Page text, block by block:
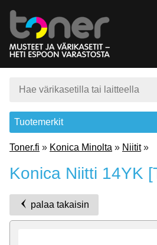
Tuotemerkit
Toner.fi » Konica Minolta » Niitit»
Konica Niitti 14YK
palaa takaisin